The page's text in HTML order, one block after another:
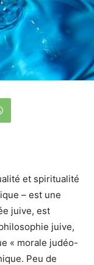
et spiritualité
– est une
juive, est
juive,
« morale judéo-
Peu de